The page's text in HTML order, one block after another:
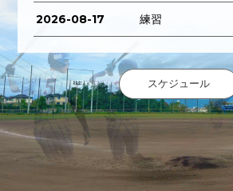
2026-08-17 練習
スケジュール